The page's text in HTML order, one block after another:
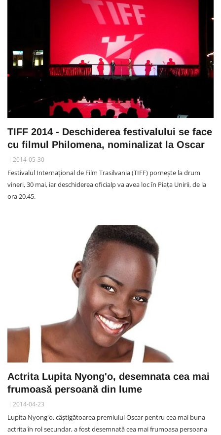
TIFF 2014 - Deschiderea festivalului se face
cu filmul Philomena, nominalizat la Oscar
2014-05-30
Festivalul Internațional de Film Trasilvania (TIFF) pornește la drum
vineri, 30 mai, iar deschiderea oficialp va avea loc în Piața Unirii, de la
ora 20.45.
Actrita Lupita Nyong'o, desemnata cea mai
frumoasă persoană din lume
2014-04-23
Lupita Nyong'o, câștigătoarea premiului Oscar pentru cea mai buna
actrita în rol secundar, a fost desemnată cea mai frumoasa persoana